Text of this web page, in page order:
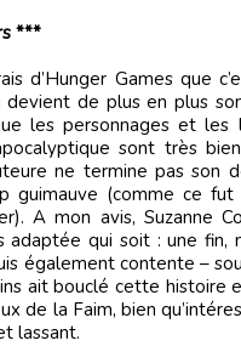
***
d’Hunger Games que
devient de plus en plus
les personnages et les
sont très bien
ne termine pas son
guimauve (comme ce
A mon avis, Suzanne
adaptée qui soit : une fin,
également contente –
ait bouclé cette histoire
de la Faim, bien
lassant.